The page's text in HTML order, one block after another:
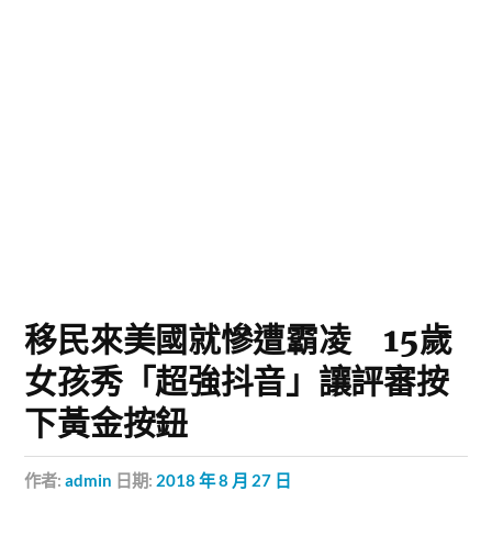
移民來美國就慘遭霸凌 15歲
女孩秀「超強抖音」讓評審按
下黃金按鈕
作者:admin 日期: 2018 年 8 月 27 日